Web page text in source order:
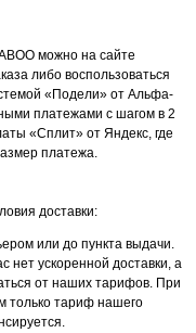
можно на сайте
либо воспользоваться
«Подели» от Альфа-
платежами с шагом в 2
«Сплит» от Яндекс, где
платежа.
доставки:
или до пункта выдачи.
нет ускоренной доставки, а
от наших тарифов. При
только тариф нашего